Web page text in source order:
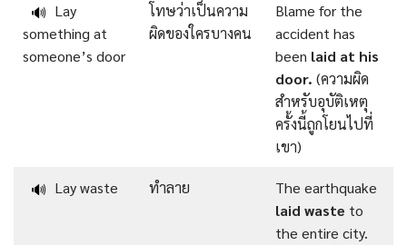
🔊 Lay
something at
someone’s door
โทษว่าเป็นความ
ผิดของใครบางคน
Blame for the
accident has
been laid at his
door. (ความผิด
สำหรับอุบัติเหตุ
ครั้งนี้ถูกโยนไปที่
เขา)
🔊 Lay waste ทำลาย
The earthquake
laid waste to
the entire city.